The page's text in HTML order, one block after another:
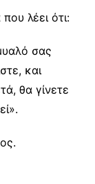
λέει ότι:
σας
και
θα γίνετε